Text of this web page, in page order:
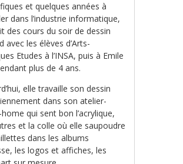
et quelques années à
dans l’industrie informatique,
des cours du soir de dessin
avec les élèves d’Arts-
Etudes à l’INSA, puis à Emile
plus de 4 ans.
elle travaille son dessin
dans son atelier-
qui sent bon l’acrylique,
et la colle où elle saupoudre
dans les albums
les logos et affiches, les